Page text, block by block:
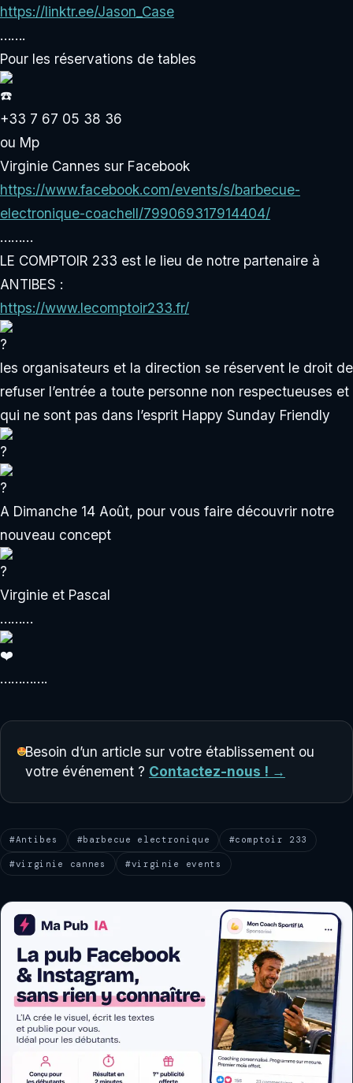
https://linktr.ee/Jason_Case
…….
Pour les réservations de tables
+33 7 67 05 38 36
ou Mp
Virginie Cannes sur Facebook
https://www.facebook.com/events/s/barbecue-
electronique-coachell/799069317914404/
………
LE COMPTOIR 233 est le lieu de notre partenaire à
ANTIBES :
https://www.lecomptoir233.fr/
les organisateurs et la direction se réservent le droit de
refuser l’entrée a toute personne non respectueuses et
qui ne sont pas dans l’esprit Happy Sunday Friendly
A Dimanche 14 Août, pour vous faire découvrir notre
nouveau concept
Virginie et Pascal
………
………….
Besoin d’un article sur votre établissement ou
votre événement ? Contactez-nous ! →
#Antibes #barbecue electronique #comptoir 233
#virginie cannes #virginie events